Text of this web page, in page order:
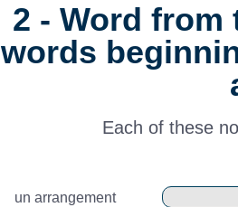
2 - Word from
words
Each of these
un arrangement